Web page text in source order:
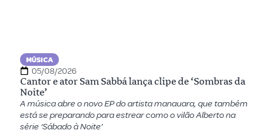
MÚSICA
05/08/2026
Cantor e ator Sam Sabbá lança clipe de ‘Sombras da
Noite’
A música abre o novo EP do artista manauara, que também
está se preparando para estrear como o vilão Alberto na
série ‘Sábado à Noite’